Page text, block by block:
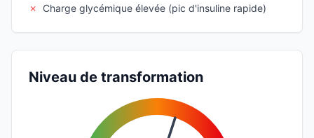
✗
Charge glycémique élevée (pic d'insuline rapide)
Niveau de transformation